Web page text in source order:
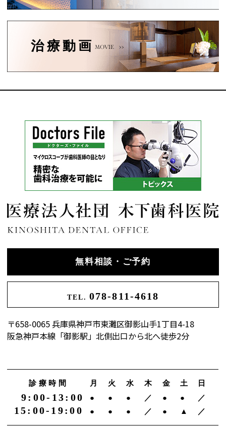
治療動画 MOVIE
TEL. 078-811-4618
無料相談・ご予約
〒658-0065 兵庫県神戸市東灘区御影山手1丁目4-18
阪急神戸本線「御影駅」北側出口から北へ徒歩2分
診療時間 月 火 水 木 金 土 日
9:00-13:00 ● ● ● ／ ● ● ／
15:00-19:00 ● ● ● ／ ● ▲ ／